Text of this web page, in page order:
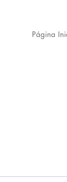
Página